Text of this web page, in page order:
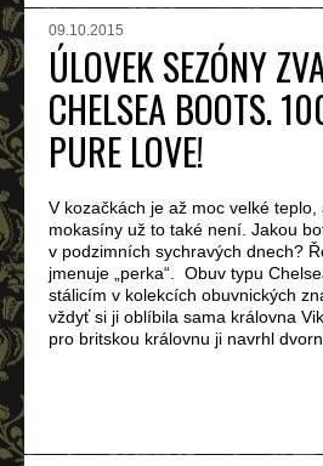
09.10.2015
ÚLOVEK SEZÓNY
CHELSEA BOOTS.
PURE LOVE!
V kozačkách je až moc velké teplo,
mokasíny už to také není. Jakou
v podzimních sychravých dnech?
jmenuje „perka“. Obuv typu
stálicím v kolekcích obuvnických
vždyť si ji oblíbila sama královna
pro britskou královnu ji navrhl